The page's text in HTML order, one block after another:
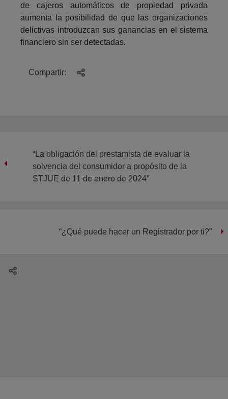
de cajeros automáticos de propiedad privada
aumenta la posibilidad de que las organizaciones
delictivas introduzcan sus ganancias en el sistema
financiero sin ser detectadas.
Compartir:
“La obligación del prestamista de evaluar la
solvencia del consumidor a propósito de la
STJUE de 11 de enero de 2024”
“¿Qué puede hacer un Registrador por ti?”